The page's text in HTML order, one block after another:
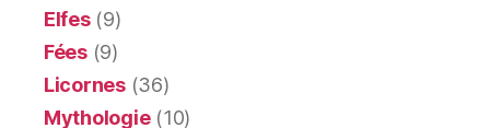
Elfes(9)
Fées(9)
Licornes(36)
Mythologie(10)